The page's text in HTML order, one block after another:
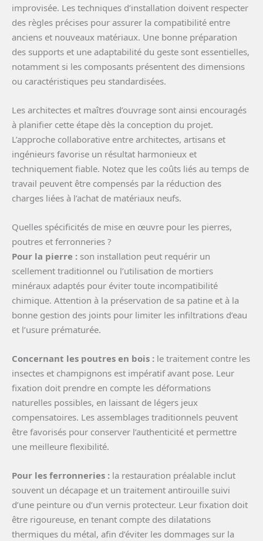
improvisée. Les techniques d’installation doivent respecter
des règles précises pour assurer la compatibilité entre
anciens et nouveaux matériaux. Une bonne préparation
des supports et une adaptabilité du geste sont essentielles,
notamment si les composants présentent des dimensions
ou caractéristiques peu standardisées.
Les architectes et maîtres d’ouvrage sont ainsi encouragés
à planifier cette étape dès la conception du projet.
L’approche collaborative entre architectes, artisans et
ingénieurs favorise un résultat harmonieux et
techniquement fiable. Notez que les coûts liés au temps de
travail peuvent être compensés par la réduction des
charges liées à l’achat de matériaux neufs.
Quelles spécificités de mise en œuvre pour les pierres,
poutres et ferronneries ?
Pour la pierre : son installation peut requérir un
scellement traditionnel ou l’utilisation de mortiers
minéraux adaptés pour éviter toute incompatibilité
chimique. Attention à la préservation de sa patine et à la
bonne gestion des joints pour limiter les infiltrations d’eau
et l’usure prématurée.
Concernant les poutres en bois : le traitement contre les
insectes et champignons est impératif avant pose. Leur
fixation doit prendre en compte les déformations
naturelles possibles, en laissant de légers jeux
compensatoires. Les assemblages traditionnels peuvent
être favorisés pour conserver l’authenticité et permettre
une meilleure flexibilité.
Pour les ferronneries : la restauration préalable inclut
souvent un décapage et un traitement antirouille suivi
d’une peinture ou d’un vernis protecteur. Leur fixation doit
être rigoureuse, en tenant compte des dilatations
thermiques du métal, afin d’éviter les dommages sur la